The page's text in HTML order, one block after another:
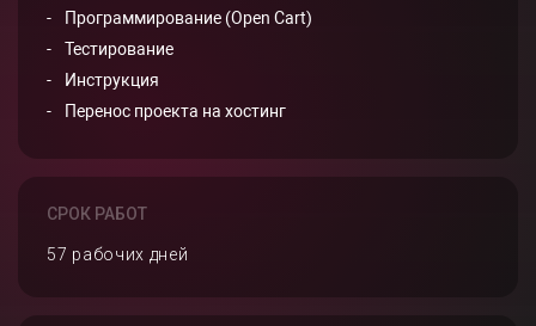
Программирование (Open Cart)
Тестирование
Инструкция
Перенос проекта на хостинг
СРОК РАБОТ
57 рабочих дней